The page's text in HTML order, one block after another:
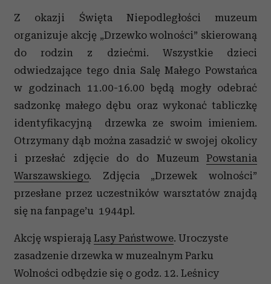
Z okazji Święta Niepodległości muzeum
organizuje akcję „Drzewko wolności” skierowaną
do rodzin z dziećmi. Wszystkie dzieci
odwiedzające tego dnia Salę Małego Powstańca
w godzinach 11.00-16.00 będą mogły odebrać
sadzonkę małego dębu oraz wykonać tabliczkę
identyfikacyjną drzewka ze swoim imieniem.
Otrzymany dąb można zasadzić w swojej okolicy
i przesłać zdjęcie do do Muzeum Powstania
Warszawskiego. Zdjęcia „Drzewek wolności”
przesłane przez uczestników warsztatów znajdą
się na fanpage’u 1944pl.
Akcję wspierają Lasy Państwowe. Uroczyste
zasadzenie drzewka w muzealnym Parku
Wolności odbędzie się o godz. 12. Leśnicy